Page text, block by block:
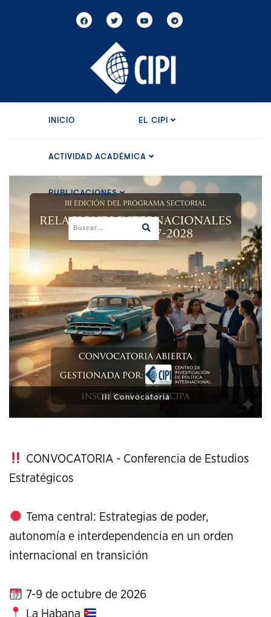
INICIO EL CIPI
ACTIVIDAD ACADÉMICA
PUBLICACIONES
XI Conference on Strategic Studies
CONVOCATORIA - Conferencia de Estudios
Estratégicos
Tema central: Estrategias de poder,
autonomía e interdependencia en un orden
internacional en transición
7-9 de octubre de 2026
La Habana